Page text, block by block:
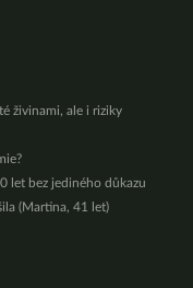
živinami, ale i riziky
let bez jediného důkazu
(Martina, 41 let)